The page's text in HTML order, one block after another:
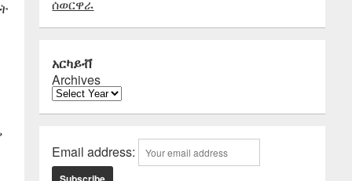
ሰወርዋራ
አርካይቭ
Archives
Email address: